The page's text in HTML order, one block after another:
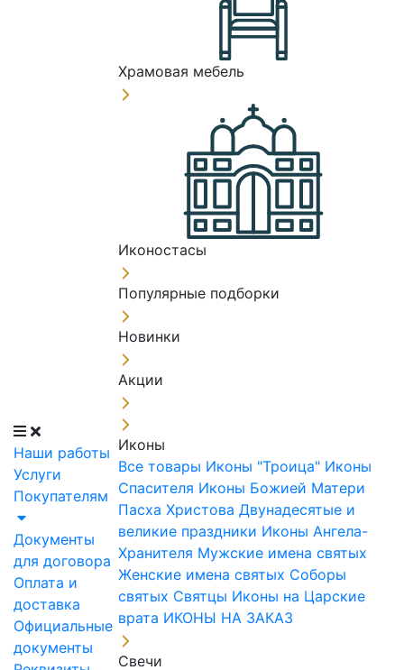
Наши работы
Услуги
Покупателям
Документы
для договора
Оплата и
доставка
Официальные
документы
Храмовая мебель
Иконостасы
Популярные подборки
Новинки
Акции
Иконы
Все товары Иконы "Троица" Иконы
Спасителя Иконы Божией Матери
Пасха Христова Двунадесятые и
великие праздники Иконы Ангела-
Хранителя Мужские имена святых
Женские имена святых Соборы
святых Святцы Иконы на Царские
врата ИКОНЫ НА ЗАКАЗ
Свечи